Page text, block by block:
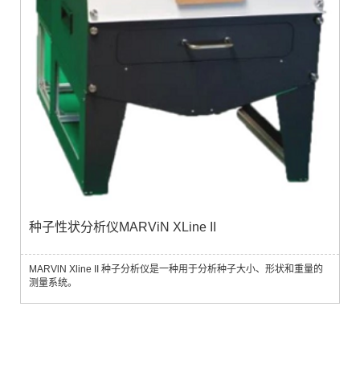
种子性状分析仪MARViN XLine II
MARVlN Xline II 种子分析仪是一种用于分析种子大小、形状和重量的
测量系统。